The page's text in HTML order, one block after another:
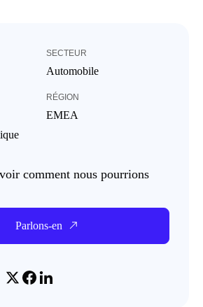
SECTEUR
Automobile
RÉGION
EMEA
comment nous pourrions
Parlons-en
Share on X
Share on Facebook
Share on LinkedIn